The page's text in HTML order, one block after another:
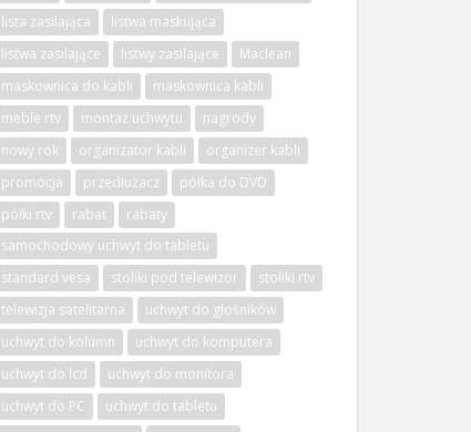
lista zasilająca
listwa maskująca
listwa zasilające
listwy zasilające
Maclean
maskownica do kabli
maskownica kabli
meble rtv
montaż uchwytu
nagrody
nowy rok
organizator kabli
organizer kabli
promocja
przedłużacz
półka do DVD
półki rtv
rabat
rabaty
samochodowy uchwyt do tabletu
standard vesa
stoliki pod telewizor
stoliki rtv
telewizja satelitarna
uchwyt do głośników
uchwyt do kolumn
uchwyt do komputera
uchwyt do lcd
uchwyt do monitora
uchwyt do PC
uchwyt do tabletu